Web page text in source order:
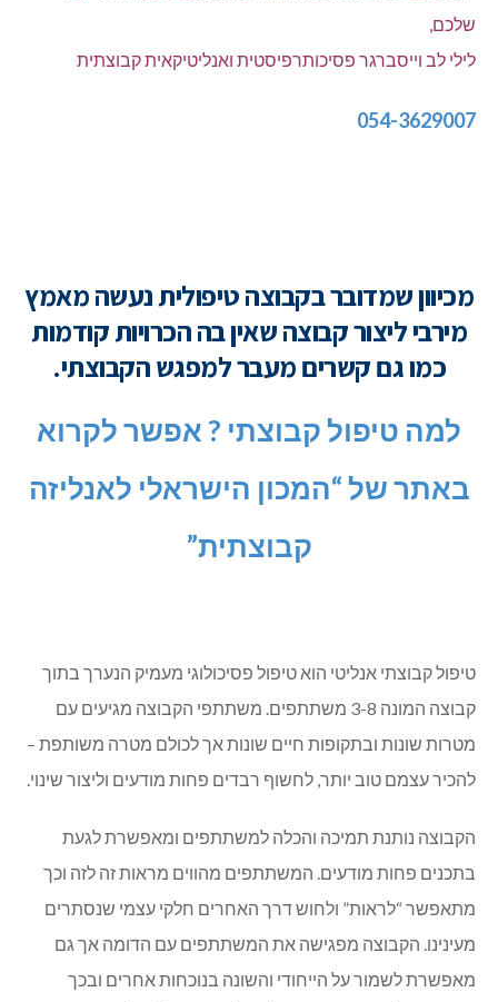
שלכם,
לילי לב וייסברגר פסיכותרפיסטית ואנליטיקאית קבוצתית
054-3629007
מכיוון שמדובר בקבוצה טיפולית נעשה מאמץ
מירבי ליצור קבוצה שאין בה הכרויות קודמות
כמו גם קשרים מעבר למפגש הקבוצתי.
למה טיפול קבוצתי ? אפשר לקרוא
באתר של “המכון הישראלי לאנליזה
קבוצתית”
טיפול קבוצתי אנליטי הוא טיפול פסיכולוגי מעמיק הנערך בתוך
קבוצה המונה 3-8 משתתפים. משתתפי הקבוצה מגיעים עם
מטרות שונות ובתקופות חיים שונות אך לכולם מטרה משותפת –
להכיר עצמם טוב יותר, לחשוף רבדים פחות מודעים וליצור שינוי.
הקבוצה נותנת תמיכה והכלה למשתתפים ומאפשרת לגעת
בתכנים פחות מודעים. המשתתפים מהווים מראות זה לזה וכך
מתאפשר “לראות” ולחוש דרך האחרים חלקי עצמי שנסתרים
מעינינו. הקבוצה מפגישה את המשתתפים עם הדומה אך גם
מאפשרת לשמור על הייחודי והשונה בנוכחות אחרים ובכך